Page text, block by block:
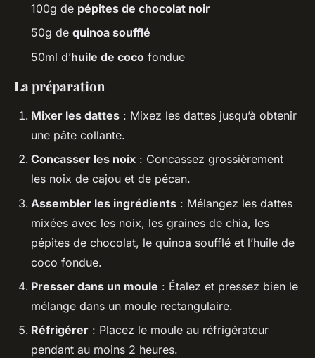
100g de pépites de chocolat noir
50g de quinoa soufflé
50ml d’huile de coco fondue
La préparation
Mixer les dattes : Mixez les dattes jusqu’à obtenir
une pâte collante.
Concasser les noix : Concassez grossièrement
les noix de cajou et de pécan.
Assembler les ingrédients : Mélangez les dattes
mixées avec les noix, les graines de chia, les
pépites de chocolat, le quinoa soufflé et l’huile de
coco fondue.
Presser dans un moule : Étalez et pressez bien le
mélange dans un moule rectangulaire.
Réfrigérer : Placez le moule au réfrigérateur
pendant au moins 2 heures.